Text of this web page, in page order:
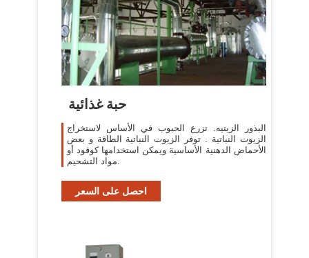
حبة غذائية
البذور الزيتيه. تزرع الحبوب في الأساس لاستخراج
الزيوت النباتية . توفر الزيوت النباتية الطاقة و بعض
الأحماض الدهنية الأساسية ويمكن استخدامها كوقود أو
مواد التشحيم.
احصل على السعر